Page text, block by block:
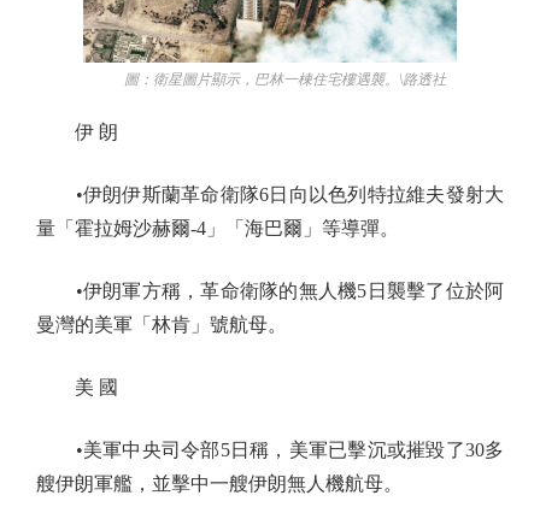
圖：衛星圖片顯示，巴林一棟住宅樓遇襲。\路透社
伊 朗
•伊朗伊斯蘭革命衛隊6日向以色列特拉維夫發射大
量「霍拉姆沙赫爾-4」「海巴爾」等導彈。
•伊朗軍方稱，革命衛隊的無人機5日襲擊了位於阿
曼灣的美軍「林肯」號航母。
美 國
•美軍中央司令部5日稱，美軍已擊沉或摧毀了30多
艘伊朗軍艦，並擊中一艘伊朗無人機航母。